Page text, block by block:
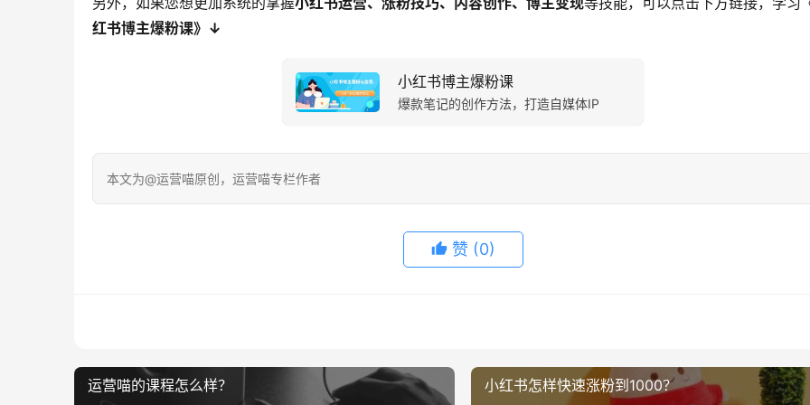
红书博主爆粉课》↓
小红书博主爆粉课
爆款笔记的创作方法，打造自媒体IP
本文为@运营喵原创，运营喵专栏作者
赞 (0)
运营喵的课程怎么样？ 小红书怎样快速涨粉到1000？